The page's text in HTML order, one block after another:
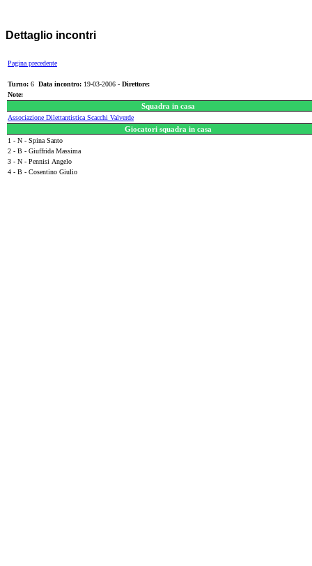
Dettaglio incontri
Pagina precedente
Turno: 6 Data incontro: 19-03-2006 - Direttore:
Note:
Squadra in casa
Associazione Dilettantistica Scacchi Valverde
Giocatori squadra in casa
1 - N - Spina Santo
2 - B - Giuffrida Massima
3 - N - Pennisi Angelo
4 - B - Cosentino Giulio